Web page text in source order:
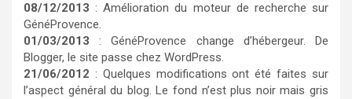
08/12/2013 : Amélioration du moteur de recherche sur
GénéProvence.
01/03/2013 : GénéProvence change d’hébergeur. De
Blogger, le site passe chez WordPress.
21/06/2012 : Quelques modifications ont été faites sur
l’aspect général du blog. Le fond n’est plus noir mais gris